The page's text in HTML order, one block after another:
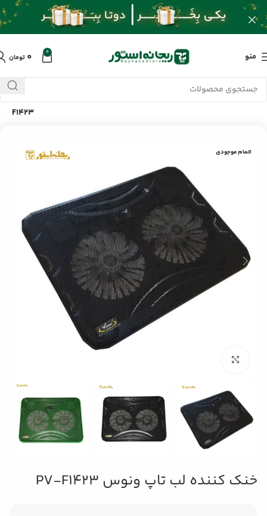
منو 0 ۰ تومان
خانه/محصولات/کامپیوتر و لپ تاپ/
خنک کننده لب تاپ ونوس PV-
F1423
اتمام موجودی
خنک کننده لب تاپ ونوس PV-F1423